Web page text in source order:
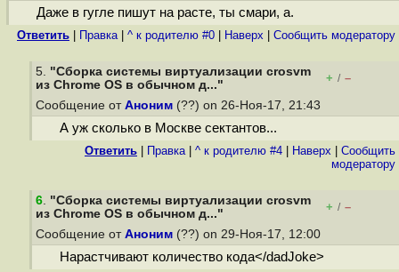
Даже в гугле пишут на расте, ты смари, а.
Ответить Правка| ^ к родителю #0 Наверх Cообщить модератору
5. "Сборка системы виртуализации crosvm
из Chrome OS в обычном д..."
+ / –
Сообщение от Аноним (??) on 26-Ноя-17, 21:43
А уж сколько в Москве сектантов...
Ответить Правка| ^ к родителю #4 Наверх
Cообщить
модератору
6. "Сборка системы виртуализации crosvm
из Chrome OS в обычном д..."
+ / –
Сообщение от Аноним (??) on 29-Ноя-17, 12:00
Нарастчивают количество кода</dadJoke>